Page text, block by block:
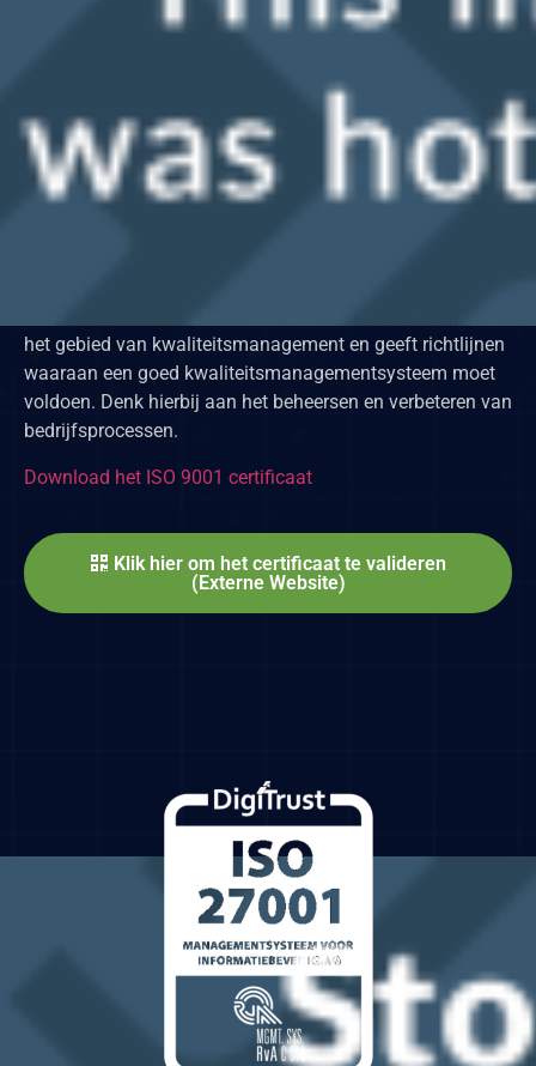
ISO 9001
het gebied van kwaliteitsmanagement en geeft richtlijnen
waaraan een goed kwaliteitsmanagementsysteem moet
voldoen. Denk hierbij aan het beheersen en verbeteren van
bedrijfsprocessen.
Download het ISO 9001 certificaat
Klik hier om het certificaat te valideren
(Externe Website)